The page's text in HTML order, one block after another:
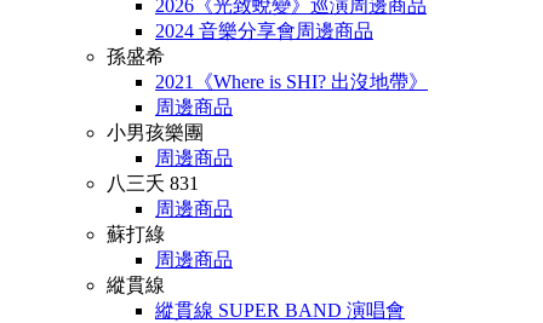
2026《光致蛻變》巡演周邊商品
2024 音樂分享會周邊商品
孫盛希
2021《Where is SHI? 出沒地帶》
周邊商品
小男孩樂團
周邊商品
八三夭 831
周邊商品
蘇打綠
周邊商品
縱貫線
縱貫線 SUPER BAND 演唱會